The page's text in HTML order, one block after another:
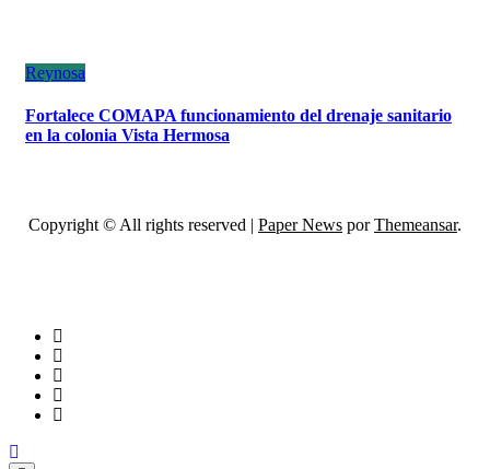
Reynosa
Fortalece COMAPA funcionamiento del drenaje sanitario
en la colonia Vista Hermosa
Copyright © All rights reserved | Paper News porThemeansar.